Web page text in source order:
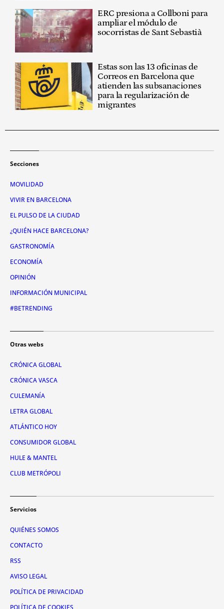
ERC presiona a Collboni para
ampliar el módulo de
socorristas de Sant Sebastià
Estas son las 13 oficinas de
Correos en Barcelona que
atienden las subsanaciones
para la regularización de
migrantes
Secciones
MOVILIDAD
VIVIR EN BARCELONA
EL PULSO DE LA CIUDAD
¿QUIÉN HACE BARCELONA?
GASTRONOMÍA
ECONOMÍA
OPINIÓN
INFORMACIÓN MUNICIPAL
#BETRENDING
Otras webs
CRÓNICA GLOBAL
CRÓNICA VASCA
CULEMANÍA
LETRA GLOBAL
ATLÁNTICO HOY
CONSUMIDOR GLOBAL
HULE & MANTEL
CLUB METRÓPOLI
Servicios
QUIÉNES SOMOS
CONTACTO
RSS
AVISO LEGAL
POLÍTICA DE PRIVACIDAD